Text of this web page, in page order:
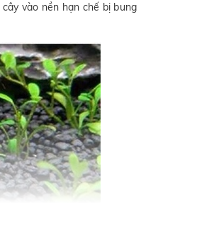
vào nền hạn chế bị bung